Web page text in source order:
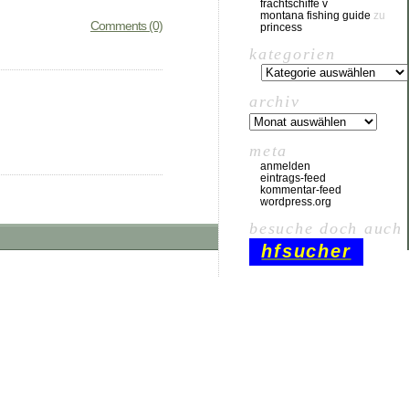
Comments (0)
frachtschiffe v
montana fishing guide zu
princess
kategorien
archiv
meta
anmelden
eintrags-feed
kommentar-feed
wordpress.org
besuche doch auch
hfsucher